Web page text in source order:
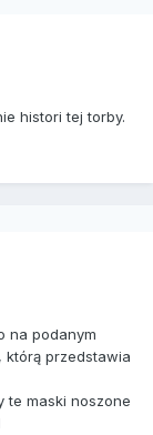
histori tej torby.
na podanym
którą przedstawia
te maski noszone